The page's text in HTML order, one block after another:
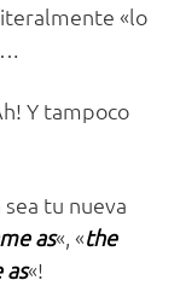
«lo
Y tampoco
tu nueva
as«, «the
as«!